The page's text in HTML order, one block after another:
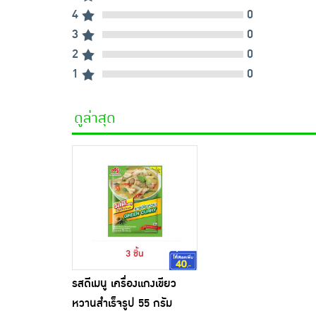
4
0
3
0
2
0
1
0
ดูล่าสุด
รสดีเมนู เครื่องแกงเขียว
หวานสำเร็จรูป 55 กรัม